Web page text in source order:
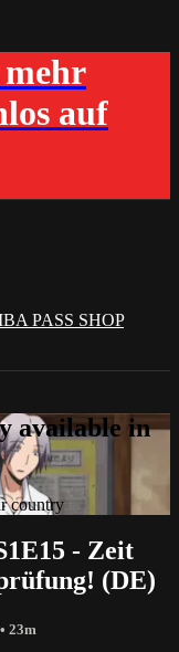
auf
PASS SHOP
available in
country
- Zeit
(DE)
• 23m